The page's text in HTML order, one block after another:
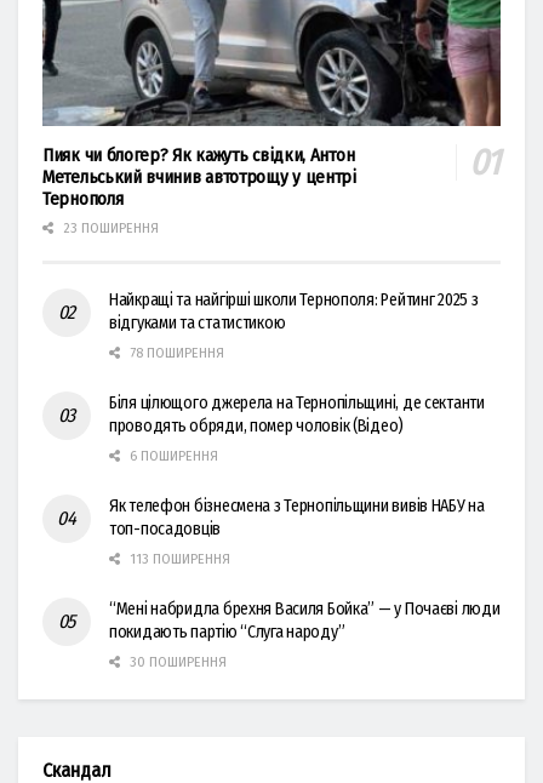
Пияк чи блогер? Як кажуть свідки, Антон
Метельський вчинив автотрощу у центрі
Тернополя
23 ПОШИРЕННЯ
Найкращі та найгірші школи Тернополя: Рейтинг 2025 з
відгуками та статистикою
78 ПОШИРЕННЯ
Біля цілющого джерела на Тернопільщині, де сектанти
проводять обряди, помер чоловік (Відео)
6 ПОШИРЕННЯ
Як телефон бізнесмена з Тернопільщини вивів НАБУ на
топ-посадовців
113 ПОШИРЕННЯ
“Мені набридла брехня Василя Бойка” — у Почаєві люди
покидають партію “Слуга народу”
30 ПОШИРЕННЯ
Скандал